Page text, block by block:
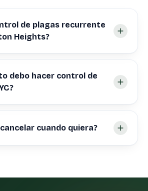
de plagas recurrente
Heights?
debo hacer control de
cuando quiera?